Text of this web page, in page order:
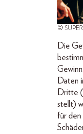
©
Die
Daten
Dritte
stellt)
für den